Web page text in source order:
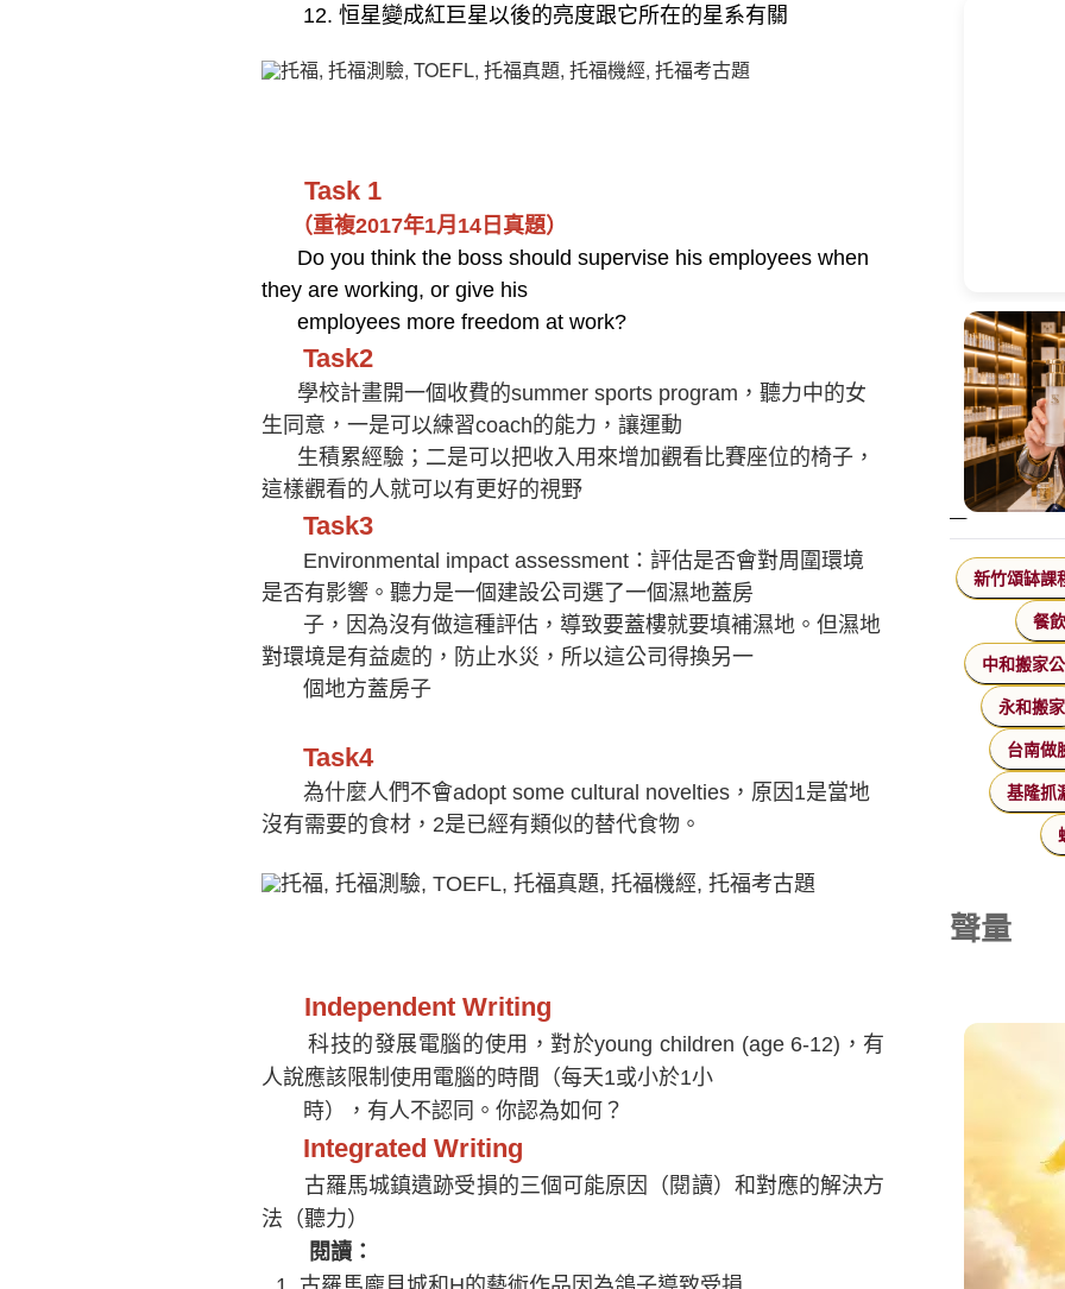
12. 恒星變成紅巨星以後的亮度跟它所在的星系有關
Task 1
（重複2017年1月14日真題）
Do you think the boss should supervise his employees when
they are working, or give his
employees more freedom at work?
Task2
學校計畫開一個收費的summer sports program，聽力中的女
生同意，一是可以練習coach的能力，讓運動
生積累經驗；二是可以把收入用來增加觀看比賽座位的椅子，
這樣觀看的人就可以有更好的視野
Task3
Environmental impact assessment ： 評估是否會對周圍環境
是否有影響。聽力是一個建設公司選了一個濕地蓋房
子，因為沒有做這種評估，導致要蓋樓就要填補濕地。但濕地
對環境是有益處的，防止水災，所以這公司得換另一
個地方蓋房子
Task4
為什麼人們不會adopt some cultural novelties，原因1是當地
沒有需要的食材，2是已經有類似的替代食物。
Independent Writing
科技的發展電腦的使用，對於young children (age 6-12)，有
人說應該限制使用電腦的時間（每天1或小於1小
時），有人不認同。你認為如何？
Integrated Writing
古羅馬城鎮遺跡受損的三個可能原因（閱讀）和對應的解決方
法（聽力）
閱讀：
新竹頌缽課
餐
中和搬家
永和搬家
台南做
基隆抓
聲量